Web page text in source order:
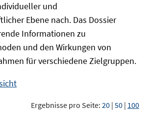
und
Ebene nach. Das Dossier
Informationen zu
und den Wirkungen von
für verschiedene Zielgruppen.
Ergebnisse pro Seite: 20 | 50 | 100